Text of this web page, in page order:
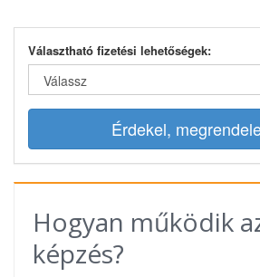
Választható fizetési lehetőségek:
Érdekel,
Hogyan működik
képzés?